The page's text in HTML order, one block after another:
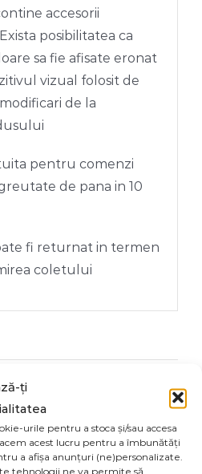
ți
urile pentru a stoca și/sau accesa
acest lucru pentru a îmbunătăți
a afișa anunțuri (ne)personalizate.
tehnologii ne va permite să
accesorii
posibilitatea ca
sa fie afisate eronat
vizual folosit de
de la
pentru comenzi
de pana in 10
fi returnat in termen
coletului
Email This